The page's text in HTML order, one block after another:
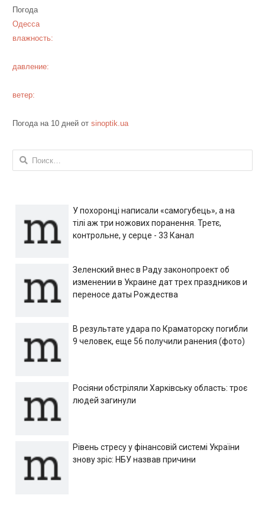
Погода
Одесса
влажность:
давление:
ветер:
Погода на 10 дней от sinoptik.ua
Найти:
У похоронці написали «самогубець», а на
тілі аж три ножових поранення. Третє,
контрольне, у серце - 33 Канал
Зеленский внес в Раду законопроект об
изменении в Украине дат трех праздников и
переносе даты Рождества
В результате удара по Краматорску погибли
9 человек, еще 56 получили ранения (фото)
Росіяни обстріляли Харківську область: троє
людей загинули
Рівень стресу у фінансовій системі України
знову зріс: НБУ назвав причини